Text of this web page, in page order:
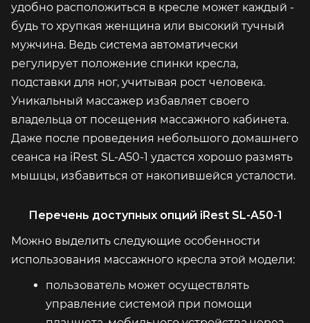
удобно расположиться в кресле может каждый -
будь то хрупкая женщина или высокий тучный
мужчина. Ведь система автоматически
регулирует положение спинки кресла,
подставки для ног, учитывая рост человека.
Уникальный массажер избавляет своего
владельца от посещения массажного кабинета.
Даже после проведения небольшого домашнего
сеанса на iRest SL-A50-1 удастся хорошо размять
мышцы, избавиться от накопившейся усталости.
Перечень доступных опций iRest SL-A50-1
Можно выделить следующие особенности
использования массажного кресла этой модели:
пользователь может осуществлять
управление системой при помощи